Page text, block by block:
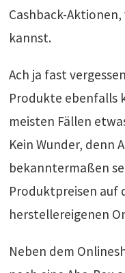
Cashback-
kannst.
Ach ja fast
Produkte ebenfalls
meisten Fällen
Kein Wunder, denn
bekanntermaßen
Produktpreisen auf
herstellereigenen
Neben dem